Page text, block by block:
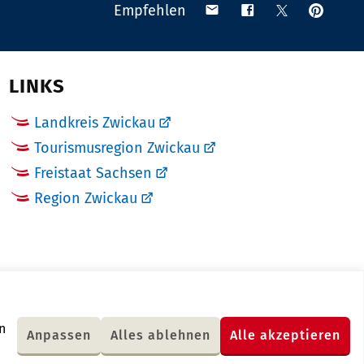
Anpassen Alles ablehnen Alle akzeptieren
Empfehlen
Teilen Teilen Teilen
LINKS
Landkreis Zwickau
Tourismusregion Zwickau
Freistaat Sachsen
Region Zwickau